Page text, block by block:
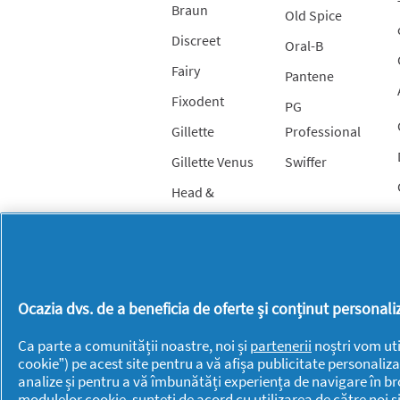
Braun
Discreet
Fairy
Fixodent
Gillette
Gillette Venus
Head &
Shoulders
Old Spice
Oral-B
Pantene
PG
Professional
Swiffer
Ocazia dvs. de a beneficia de oferte și conținut
Ca parte a comunității noastre, noi și partenerii noștri vom
cookie”) pe acest site pentru a vă afișa publicitate
analize și pentru a vă îmbunătăți experiența de navigare în